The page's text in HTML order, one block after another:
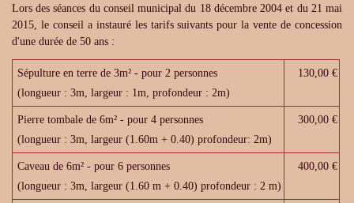
Lors des séances du conseil municipal du 18 décembre 2004 et du 21 mai
2015, le conseil a instauré les tarifs suivants pour la vente de concession
d'une durée de 50 ans :
Sépulture en terre de 3m² - pour 2 personnes
(longueur : 3m, largeur : 1m, profondeur : 2m)
130,00 €
Pierre tombale de 6m² - pour 4 personnes
(longueur : 3m, largeur (1.60m + 0.40) profondeur: 2m)
300,00 €
Caveau de 6m² - pour 6 personnes
(longueur : 3m, largeur (1.60 m + 0.40) profondeur : 2 m)
400,00 €